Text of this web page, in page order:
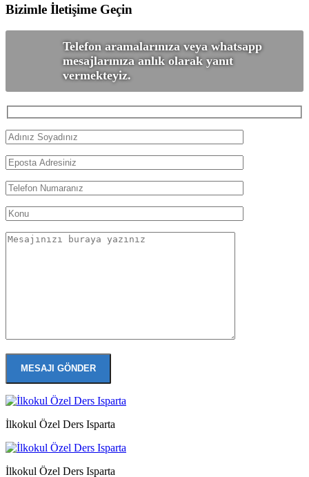
Bizimle İletişime Geçin
Telefon aramalarınıza veya whatsapp
mesajlarınıza anlık olarak yanıt
vermekteyiz.
İlkokul Özel Ders Isparta
İlkokul Özel Ders Isparta